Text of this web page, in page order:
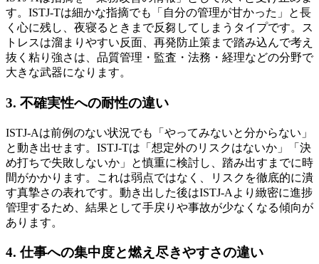
す。ISTJ-Tは細かな指摘でも「自分の管理が甘かった」と長
く心に残し、夜寝るときまで反芻してしまうタイプです。ス
トレスは溜まりやすい反面、再発防止策まで踏み込んで考え
抜く粘り強さは、品質管理・監査・法務・経理などの分野で
大きな武器になります。
3. 不確実性への耐性の違い
ISTJ-Aは前例のない状況でも「やってみないと分からない」
と動き出せます。ISTJ-Tは「想定外のリスクはないか」「決
め打ちで失敗しないか」と慎重に検討し、踏み出すまでに時
間がかかります。これは弱点ではなく、リスクを徹底的に潰
す真摯さの表れです。動き出した後はISTJ-Aより緻密に進捗
管理するため、結果として手戻りや事故が少なくなる傾向が
あります。
4. 仕事への集中度と燃え尽きやすさの違い